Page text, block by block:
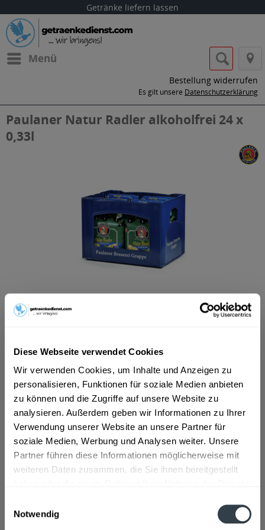
Diese Webseite verwendet Cookies
Wir verwenden Cookies, um Inhalte und Anzeigen zu
personalisieren, Funktionen für soziale Medien anbieten
zu können und die Zugriffe auf unsere Website zu
analysieren. Außerdem geben wir Informationen zu Ihrer
Verwendung unserer Website an unsere Partner für
soziale Medien, Werbung und Analysen weiter. Unsere
Partner führen diese Informationen möglicherweise mit
weiteren Daten zusammen, die Sie ihnen bereitgestellt
Notwendig
Getränke liefern lassen
Menü
Bestellung widerrufen
Es gilt unsere Datenschutzerklärung
Paulaner Natur Radler alkoholfrei 24 x
0,33l
ab 18,99 € *
Vorrätig
In denWarenkorb
Artikel-Nr.:
36282
Verfügbar in:
Beschreibung
mehr
Hellbier (Wasser, GESRTENMALZ, Hopfen), Zitronenlimonade